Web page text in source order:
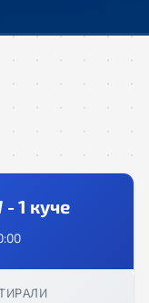
1 куче